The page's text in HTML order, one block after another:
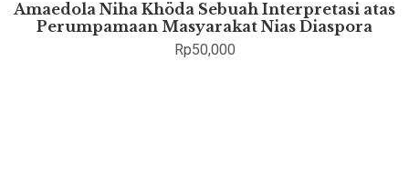
Amaedola Niha Khöda Sebuah Interpretasi atas
Perumpamaan Masyarakat Nias Diaspora
Rp50,000